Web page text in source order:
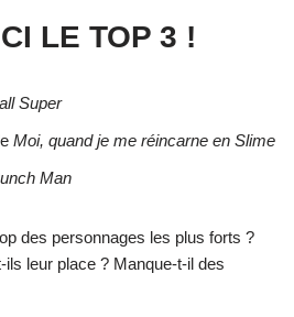
LE TOP 3 !
Super
Moi, quand je me réincarne en Slime
Man
des personnages les plus forts ?
leur place ? Manque-t-il des